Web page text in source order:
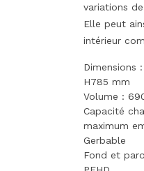
variations
Elle peut
intérieur
Dimensions
H785 mm
Volume :
Capacité
maximum
Gerbable
Fond et